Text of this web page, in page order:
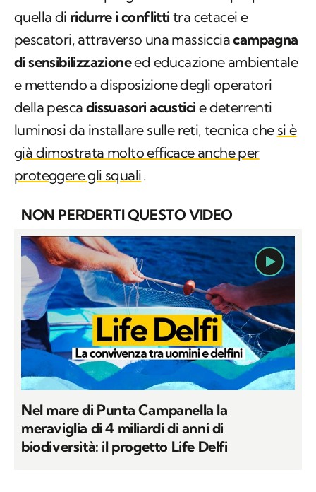
quella di ridurre i conflitti tra cetacei e
pescatori, attraverso una massicciacampagna
di sensibilizzazioneed educazione ambientale
e mettendo a disposizione degli operatori
della pesca dissuasori acustici e deterrenti
luminosi da installare sulle reti, tecnica che si è
già dimostrata molto efficace anche per
proteggere gli squali.
NON PERDERTI QUESTO VIDEO
Nel mare di Punta Campanella la
meraviglia di 4 miliardi di anni di
biodiversità: il progetto Life Delfi